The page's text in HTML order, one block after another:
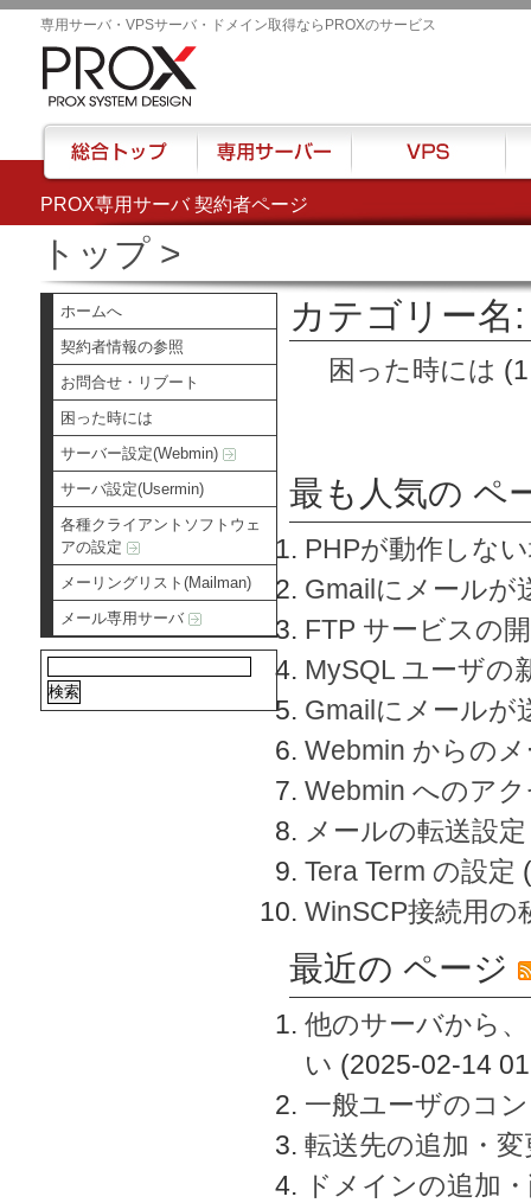
PROX専用サーバ 契約者ページ
専用サーバ・VPSサーバ・ドメイン取得ならPROXのサービス
トップ>
ホームへ
契約者情報の参照
お問合せ・リブート
困った時には
サーバー設定(Webmin)
サーバ設定(Usermin)
各種クライアントソフトウェ
アの設定
メーリングリスト(Mailman)
メール専用サーバ
カテゴリー名
困った時には
最も人気の ペ
PHPが動作しな
Gmailにメールが
FTP サービスの
MySQL ユーザの
Gmailにメールが
Webmin からの
Webmin へのア
メールの転送設定
Tera Term の設定
WinSCP接続用の
最近の ページ
他のサーバから
い (2025-02-14
一般ユーザのコ
転送先の追加・
ドメインの追加
総合トップ 専用サーバー VPS ハ